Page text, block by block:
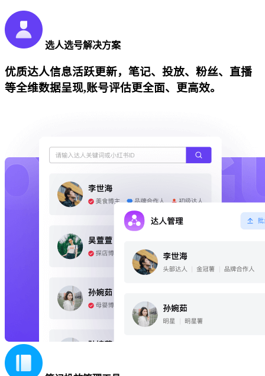
选人选号解决方案
优质达人信息活跃更新，笔记、投放、粉丝、直播
等全维数据呈现,账号评估更全面、更高效。